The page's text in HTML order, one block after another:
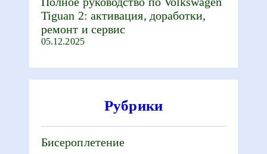
Tiguan 2: активация, доработки,
ремонт и сервис
05.12.2025
Рубрики
Бисероплетение